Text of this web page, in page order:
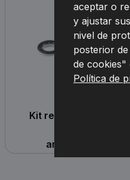
aceptar o
y ajustar
nivel de
posterior
de cookies"
Política de
Kit reparación, apoyo
amortiguación